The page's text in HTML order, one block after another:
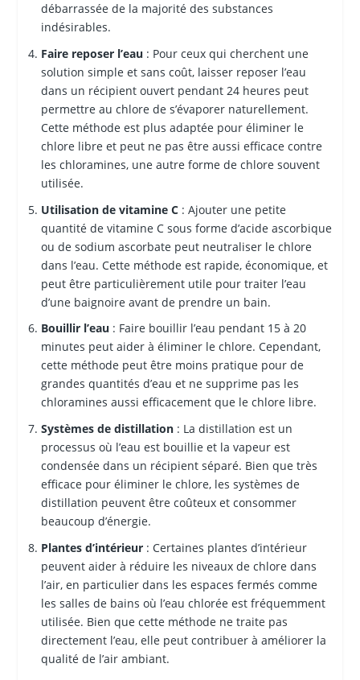
débarrassée de la majorité des substances
indésirables.
Faire reposer l’eau: Pour ceux qui cherchent une
solution simple et sans coût, laisser reposer l’eau
dans un récipient ouvert pendant 24 heures peut
permettre au chlore de s’évaporer naturellement.
Cette méthode est plus adaptée pour éliminer le
chlore libre et peut ne pas être aussi efficace contre
les chloramines, une autre forme de chlore souvent
utilisée.
Utilisation de vitamine C: Ajouter une petite
quantité de vitamine C sous forme d’acide ascorbique
ou de sodium ascorbate peut neutraliser le chlore
dans l’eau. Cette méthode est rapide, économique, et
peut être particulièrement utile pour traiter l’eau
d’une baignoire avant de prendre un bain.
Bouillir l’eau: Faire bouillir l’eau pendant 15 à 20
minutes peut aider à éliminer le chlore. Cependant,
cette méthode peut être moins pratique pour de
grandes quantités d’eau et ne supprime pas les
chloramines aussi efficacement que le chlore libre.
Systèmes de distillation: La distillation est un
processus où l’eau est bouillie et la vapeur est
condensée dans un récipient séparé. Bien que très
efficace pour éliminer le chlore, les systèmes de
distillation peuvent être coûteux et consommer
beaucoup d’énergie.
Plantes d’intérieur: Certaines plantes d’intérieur
peuvent aider à réduire les niveaux de chlore dans
l’air, en particulier dans les espaces fermés comme
les salles de bains où l’eau chlorée est fréquemment
utilisée. Bien que cette méthode ne traite pas
directement l’eau, elle peut contribuer à améliorer la
qualité de l’air ambiant.